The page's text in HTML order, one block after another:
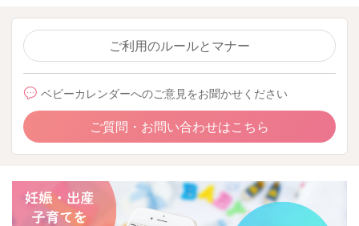
ご利用のルールとマナー
ベビーカレンダーへのご意見をお聞かせください
ご質問・お問い合わせはこちら